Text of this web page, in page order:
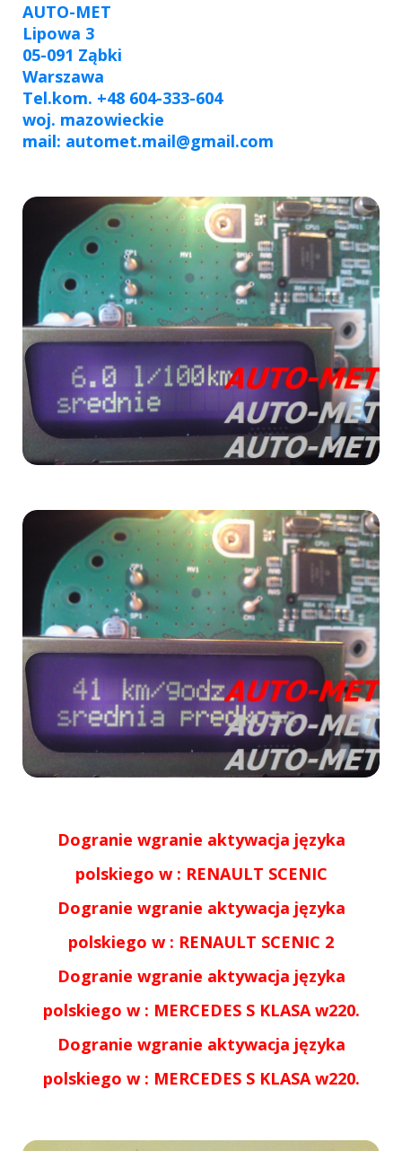
AUTO-MET
Lipowa 3
05-091 Ząbki
Warszawa
Tel.kom. +48 604-333-604
woj. mazowieckie
mail: automet.mail@gmail.com
Dogranie wgranie aktywacja języka
polskiego w : RENAULT SCENIC
Dogranie wgranie aktywacja języka
polskiego w : RENAULT SCENIC 2
Dogranie wgranie aktywacja języka
polskiego w : MERCEDES S KLASA w220.
Dogranie wgranie aktywacja języka
polskiego w : MERCEDES S KLASA w220.